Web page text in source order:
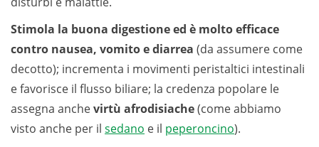
Stimola la buona digestione ed è molto efficace
contro nausea, vomito e diarrea (da assumere come
decotto); incrementa i movimenti peristaltici intestinali
e favorisce il flusso biliare; la credenza popolare le
assegna anchevirtù afrodisiache(come abbiamo
visto anche per il sedano e il peperoncino).